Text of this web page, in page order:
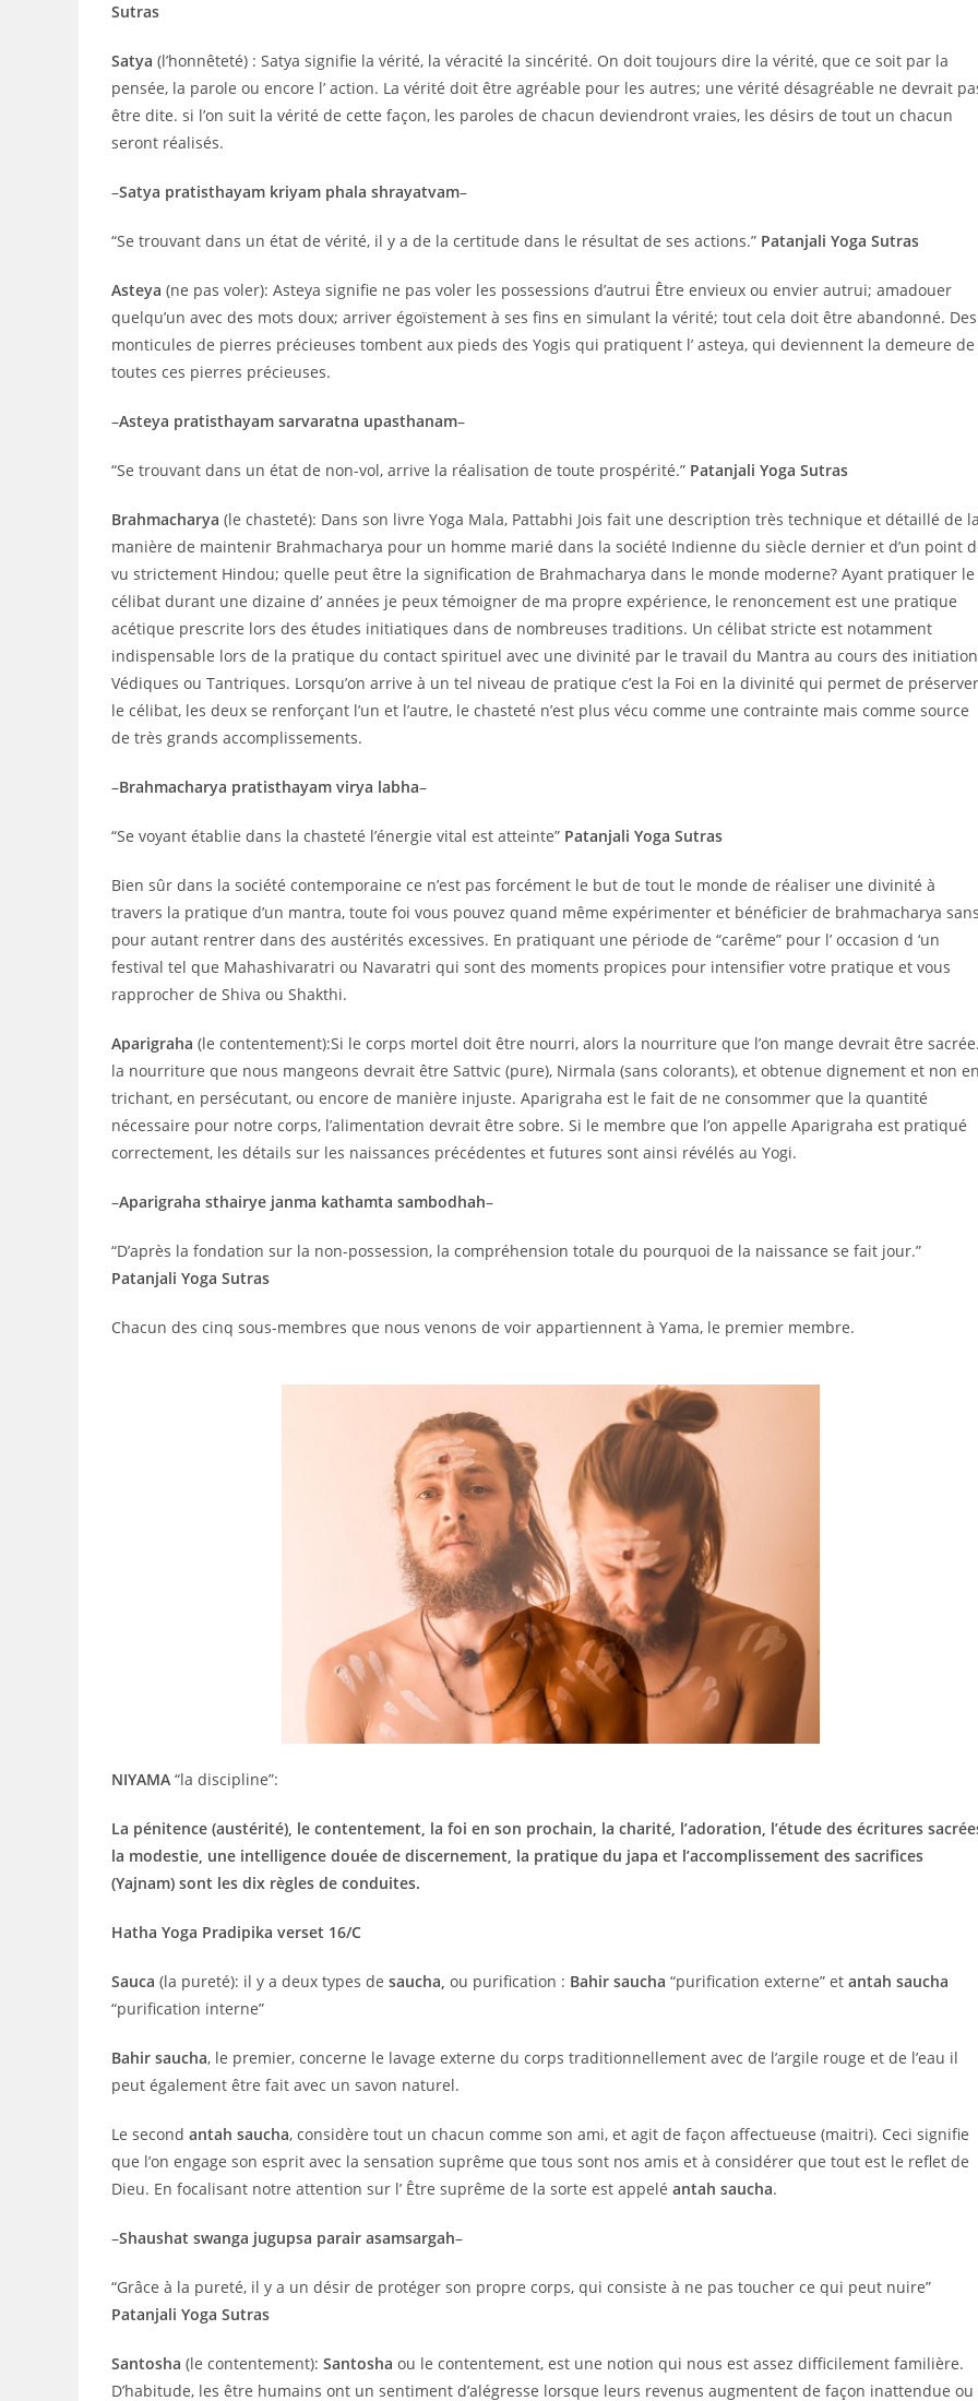
Sutras
Satya (l’honnêteté) : Satya signifie la vérité, la véracité la sincérité. On doit toujours dire la vérité, que ce soit par la
pensée, la parole ou encore l’ action. La vérité doit être agréable pour les autres; une vérité désagréable ne devrait
être dite. si l’on suit la vérité de cette façon, les paroles de chacun deviendront vraies, les désirs de tout un chacun
seront réalisés.
–Satya pratisthayam kriyam phala shrayatvam–
“Se trouvant dans un état de vérité, il y a de la certitude dans le résultat de ses actions.” Patanjali Yoga Sutras
Asteya (ne pas voler): Asteya signifie ne pas voler les possessions d’autrui Être envieux ou envier autrui; amadouer
quelqu’un avec des mots doux; arriver égoïstement à ses fins en simulant la vérité; tout cela doit être abandonné. Des
monticules de pierres précieuses tombent aux pieds des Yogis qui pratiquent l’ asteya, qui deviennent la demeure de
toutes ces pierres précieuses.
–Asteya pratisthayam sarvaratna upasthanam–
“Se trouvant dans un état de non-vol, arrive la réalisation de toute prospérité.” Patanjali Yoga Sutras
Brahmacharya (le chasteté): Dans son livre Yoga Mala, Pattabhi Jois fait une description très technique et détaillé de
manière de maintenir Brahmacharya pour un homme marié dans la société Indienne du siècle dernier et d’un point
vu strictement Hindou; quelle peut être la signification de Brahmacharya dans le monde moderne? Ayant pratiquer le
célibat durant une dizaine d’ années je peux témoigner de ma propre expérience, le renoncement est une pratique
acétique prescrite lors des études initiatiques dans de nombreuses traditions. Un célibat stricte est notamment
indispensable lors de la pratique du contact spirituel avec une divinité par le travail du Mantra au cours des
Védiques ou Tantriques. Lorsqu’on arrive à un tel niveau de pratique c’est la Foi en la divinité qui permet de préserver
le célibat, les deux se renforçant l’un et l’autre, le chasteté n’est plus vécu comme une contrainte mais comme source
de très grands accomplissements.
–Brahmacharya pratisthayam virya labha–
“Se voyant établie dans la chasteté l’énergie vital est atteinte” Patanjali Yoga Sutras
Bien sûr dans la société contemporaine ce n’est pas forcément le but de tout le monde de réaliser une divinité à
travers la pratique d’un mantra, toute foi vous pouvez quand même expérimenter et bénéficier de brahmacharya
pour autant rentrer dans des austérités excessives. En pratiquant une période de “carême” pour l’ occasion d ‘un
festival tel que Mahashivaratri ou Navaratri qui sont des moments propices pour intensifier votre pratique et vous
rapprocher de Shiva ou Shakthi.
Aparigraha (le contentement):Si le corps mortel doit être nourri, alors la nourriture que l’on mange devrait être
la nourriture que nous mangeons devrait être Sattvic (pure), Nirmala (sans colorants), et obtenue dignement et non
trichant, en persécutant, ou encore de manière injuste. Aparigraha est le fait de ne consommer que la quantité
nécessaire pour notre corps, l’alimentation devrait être sobre. Si le membre que l’on appelle Aparigraha est pratiqué
correctement, les détails sur les naissances précédentes et futures sont ainsi révélés au Yogi.
–Aparigraha sthairye janma kathamta sambodhah–
“D’après la fondation sur la non-possession, la compréhension totale du pourquoi de la naissance se fait jour.”
Patanjali Yoga Sutras
Chacun des cinq sous-membres que nous venons de voir appartiennent à Yama, le premier membre.
NIYAMA “la discipline”:
La pénitence (austérité), le contentement, la foi en son prochain, la charité, l’adoration, l’étude des écritures
la modestie, une intelligence douée de discernement, la pratique du japa et l’accomplissement des sacrifices
(Yajnam) sont les dix règles de conduites.
Hatha Yoga Pradipika verset 16/C
Sauca (la pureté): il y a deux types de saucha, ou purification : Bahir saucha “purification externe” et antah saucha
“purification interne”
Bahir saucha, le premier, concerne le lavage externe du corps traditionnellement avec de l’argile rouge et de l’eau il
peut également être fait avec un savon naturel.
Le second antah saucha, considère tout un chacun comme son ami, et agit de façon affectueuse (maitri). Ceci signifie
que l’on engage son esprit avec la sensation suprême que tous sont nos amis et à considérer que tout est le reflet de
Dieu. En focalisant notre attention sur l’ Être suprême de la sorte est appelé antah saucha.
–Shaushat swanga jugupsa parair asamsargah–
“Grâce à la pureté, il y a un désir de protéger son propre corps, qui consiste à ne pas toucher ce qui peut nuire”
Patanjali Yoga Sutras
Santosha (le contentement): Santosha ou le contentement, est une notion qui nous est assez difficilement familière.
D’habitude, les être humains ont un sentiment d’alégresse lorsque leurs revenus augmentent de façon inattendue ou